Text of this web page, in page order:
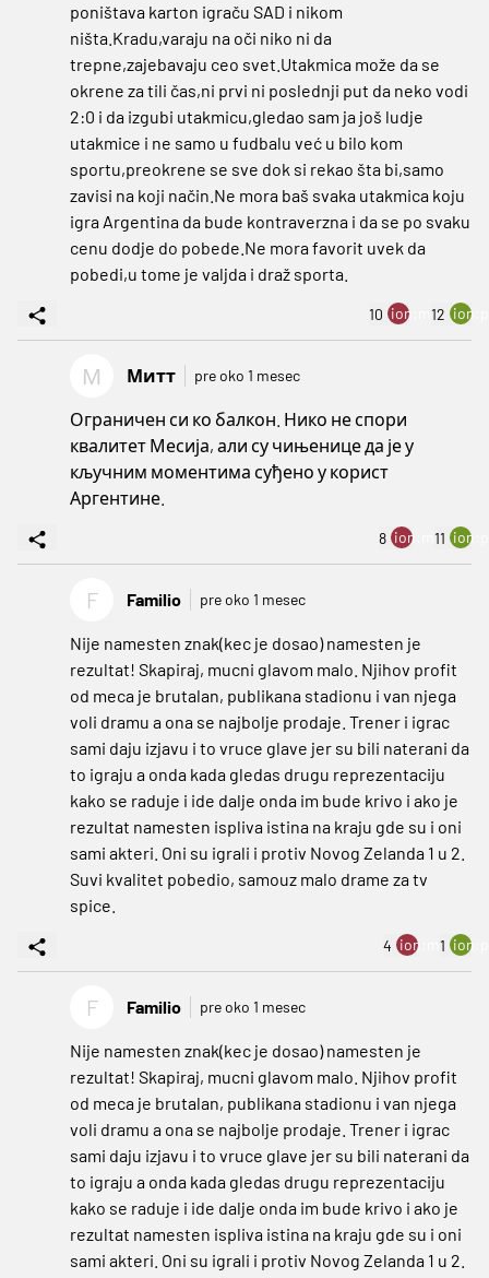
poništava karton igraču SAD i nikom
ništa.Kradu,varaju na oči niko ni da
trepne,zajebavaju ceo svet.Utakmica može da se
okrene za tili čas,ni prvi ni poslednji put da neko vodi
2:0 i da izgubi utakmicu,gledao sam ja još ludje
utakmice i ne samo u fudbalu već u bilo kom
sportu,preokrene se sve dok si rekao šta bi,samo
zavisi na koji način.Ne mora baš svaka utakmica koju
igra Argentina da bude kontraverzna i da se po svaku
cenu dodje do pobede.Ne mora favorit uvek da
pobedi,u tome je valjda i draž sporta.
10 ion:minus
12
М Митт pre oko 1 mesec
Ограничен си ко балкон. Нико не спори
квалитет Месија, али су чињенице да је у
кључним моментима суђено у корист
Аргентине.
8 ion:minus
11
F Familio pre oko 1 mesec
Nije namesten znak(kec je dosao) namesten je
rezultat! Skapiraj, mucni glavom malo. Njihov profit
od meca je brutalan, publikana stadionu i van njega
voli dramu a ona se najbolje prodaje. Trener i igrac
sami daju izjavu i to vruce glave jer su bili naterani da
to igraju a onda kada gledas drugu reprezentaciju
kako se raduje i ide dalje onda im bude krivo i ako je
rezultat namesten ispliva istina na kraju gde su i oni
sami akteri. Oni su igrali i protiv Novog Zelanda 1 u 2.
Suvi kvalitet pobedio, samouz malo drame za tv
spice.
4 ion:minus
1
F Familio pre oko 1 mesec
Nije namesten znak(kec je dosao) namesten je
rezultat! Skapiraj, mucni glavom malo. Njihov profit
od meca je brutalan, publikana stadionu i van njega
voli dramu a ona se najbolje prodaje. Trener i igrac
sami daju izjavu i to vruce glave jer su bili naterani da
to igraju a onda kada gledas drugu reprezentaciju
kako se raduje i ide dalje onda im bude krivo i ako je
rezultat namesten ispliva istina na kraju gde su i oni
sami akteri. Oni su igrali i protiv Novog Zelanda 1 u 2.